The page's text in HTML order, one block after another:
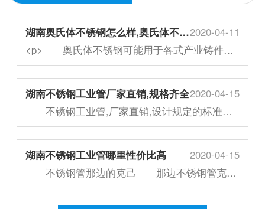
2020-04-11
湖南奥氏体不锈钢怎么样,奥氏体不锈钢的特点有哪些?</div>
<p> 奥氏体不锈钢可能用于各式产业铸件的加工临盆，奥氏体不锈钢不...
2020-04-15
湖南不锈钢工业管厂家直销,规格齐全
不锈钢工业管,厂家直销,设计规定的标准完全 不锈钢产业制管机重要用于产业用...
2020-04-15
湖南不锈钢工业管哪里性价比高
不锈钢管那边的克己 那边不锈钢管克己?,,,价值实惠,买不锈钢管要看你的作...